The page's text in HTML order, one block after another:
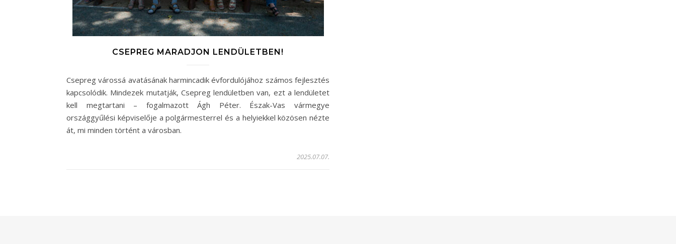
CSEPREG MARADJON LENDÜLETBEN!
Csepreg várossá avatásának harmincadik évfordulójához számos fejlesztés
kapcsolódik. Mindezek mutatják, Csepreg lendületben van, ezt a lendületet
kell megtartani – fogalmazott Ágh Péter. Észak-Vas vármegye
országgyűlési képviselője a polgármesterrel és a helyiekkel közösen nézte
át, mi minden történt a városban.
2025.07.07.